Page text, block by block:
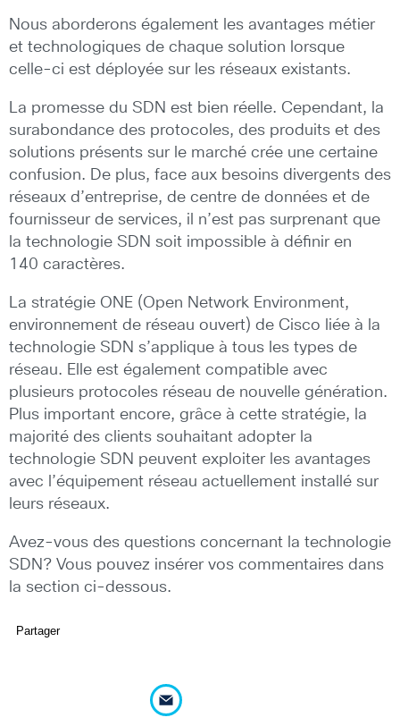
Nous aborderons également les avantages métier
et technologiques de chaque solution lorsque
celle-ci est déployée sur les réseaux existants.
La promesse du SDN est bien réelle. Cependant, la
surabondance des protocoles, des produits et des
solutions présents sur le marché crée une certaine
confusion. De plus, face aux besoins divergents des
réseaux d’entreprise, de centre de données et de
fournisseur de services, il n’est pas surprenant que
la technologie SDN soit impossible à définir en
140 caractères.
La stratégie ONE (Open Network Environment,
environnement de réseau ouvert) de Cisco liée à la
technologie SDN s’applique à tous les types de
réseau. Elle est également compatible avec
plusieurs protocoles réseau de nouvelle génération.
Plus important encore, grâce à cette stratégie, la
majorité des clients souhaitant adopter la
technologie SDN peuvent exploiter les avantages
avec l’équipement réseau actuellement installé sur
leurs réseaux.
Avez-vous des questions concernant la technologie
SDN? Vous pouvez insérer vos commentaires dans
la section ci-dessous.
Partager